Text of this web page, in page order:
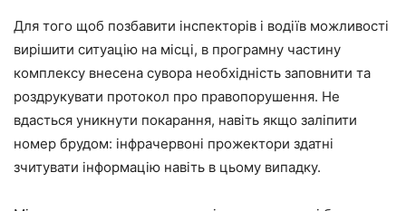
Для того щоб позбавити інспекторів і водіїв можливості
вирішити ситуацію на місці, в програмну частину
комплексу внесена сувора необхідність заповнити та
роздрукувати протокол про правопорушення. Не
вдасться уникнути покарання, навіть якщо заліпити
номер брудом: інфрачервоні прожектори здатні
зчитувати інформацію навіть в цьому випадку.